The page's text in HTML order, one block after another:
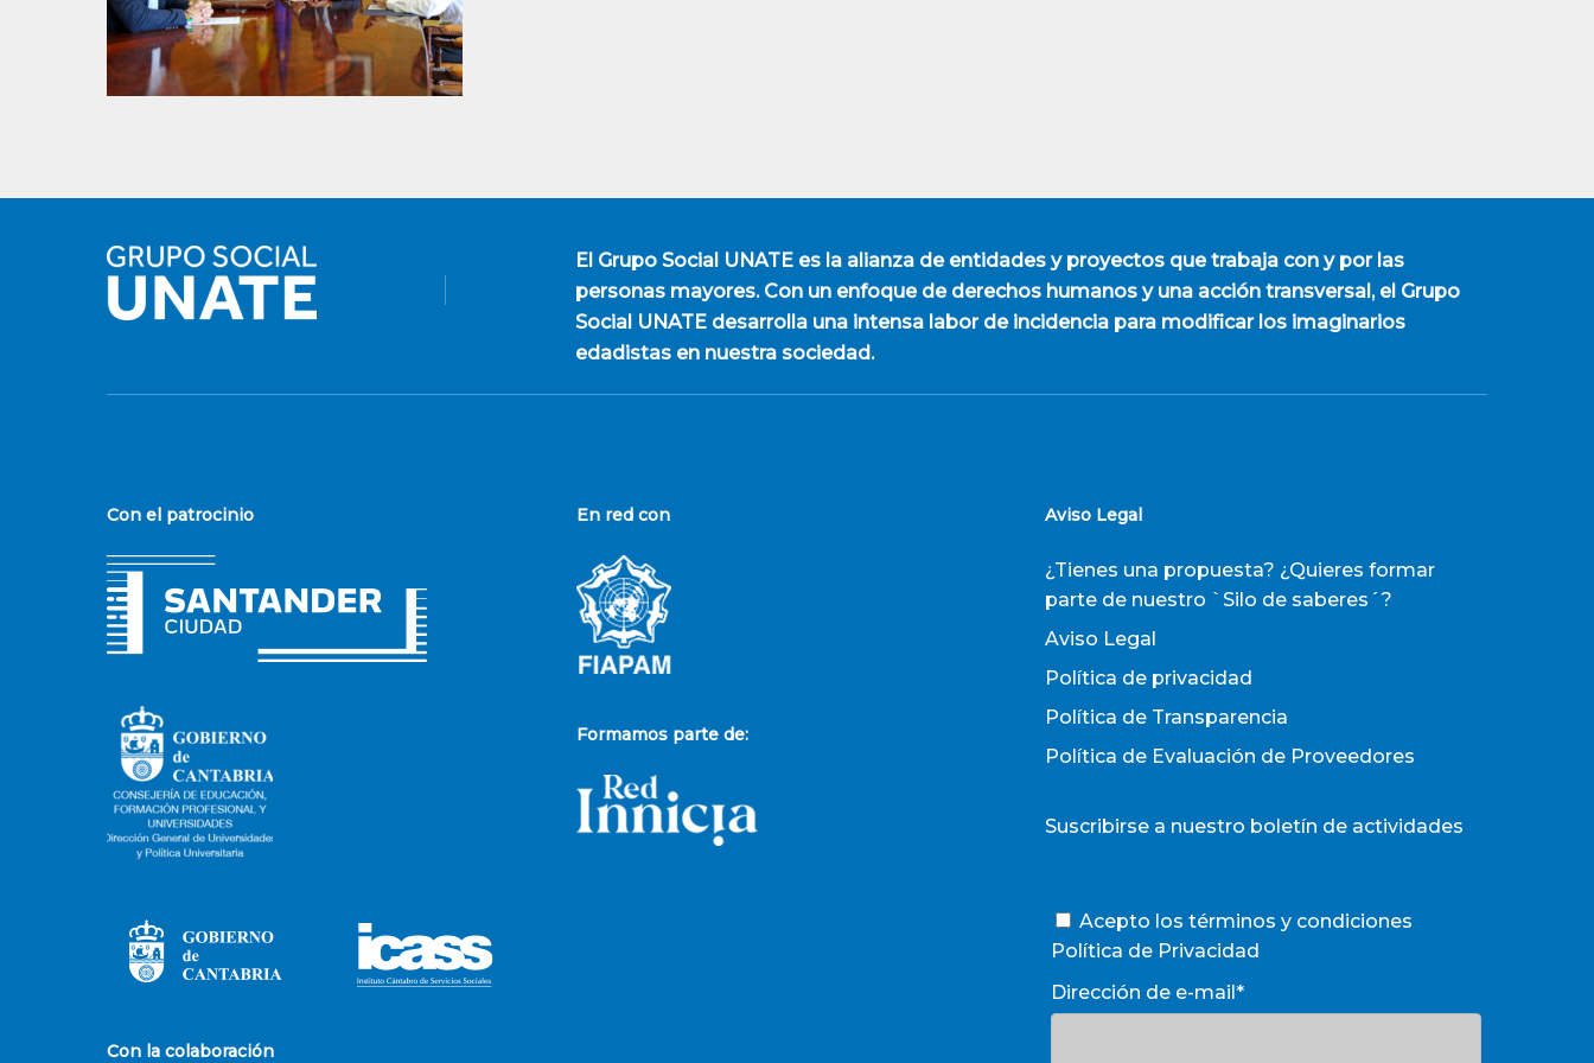
El Grupo Social UNATEes la alianza de entidades y proyectos que trabaja con y por las
personas mayores. Con un enfoque de derechos humanos y una acción transversal, el Grupo
Social UNATE desarrolla una intensa labor de incidencia para modificar los imaginarios
edadistas en nuestra sociedad.
Con el patrocinio
Con la colaboración
En red con
Formamos parte de:
Aviso Legal
¿Tienes una propuesta? ¿Quieres formar
parte de nuestro `Silo de saberes´?
Aviso Legal
Política de privacidad
Política de Transparencia
Política de Evaluación de Proveedores
Suscribirse a nuestro boletín de actividades
Acepto los términos y condiciones
Política de Privacidad
Dirección de e-mail*